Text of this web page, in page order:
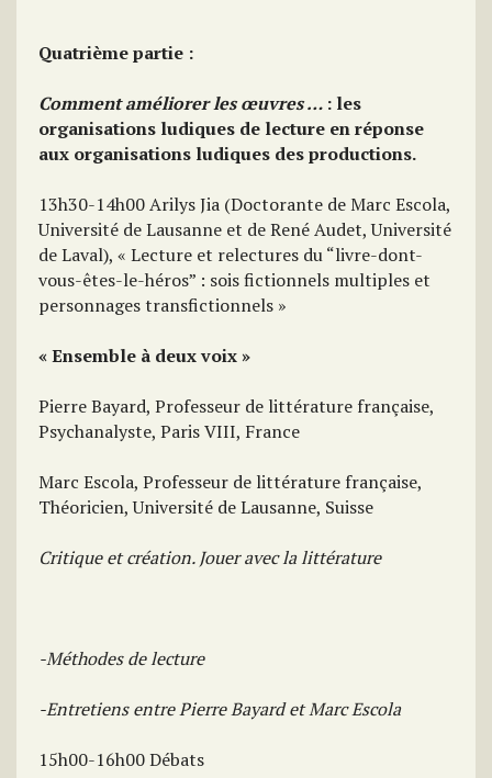
Quatrième partie :
Comment améliorer les œuvres … : les
organisations ludiques de lecture en réponse
aux organisations ludiques des productions.
13h30-14h00 Arilys Jia (Doctorante de Marc Escola,
Université de Lausanne et de René Audet, Université
de Laval), « Lecture et relectures du “livre-dont-
vous-êtes-le-héros” : sois fictionnels multiples et
personnages transfictionnels »
« Ensemble à deux voix »
Pierre Bayard, Professeur de littérature française,
Psychanalyste, Paris VIII, France
Marc Escola, Professeur de littérature française,
Théoricien, Université de Lausanne, Suisse
Critique et création. Jouer avec la littérature
-Méthodes de lecture
-Entretiens entre Pierre Bayard et Marc Escola
15h00-16h00 Débats